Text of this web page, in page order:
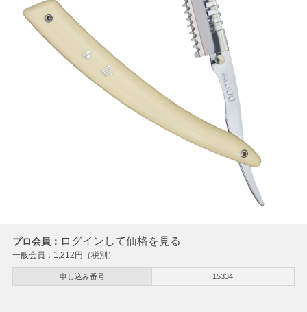
プロ会員： ログインして価格を見る
一般会員： 1,212円（税別）
申し込み番号 15334